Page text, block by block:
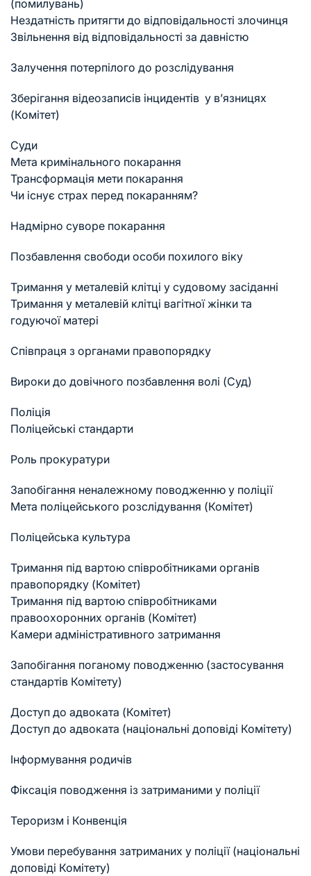
(помилувань)
Нездатність притягти до відповідальності злочинця
Звільнення від відповідальності за давністю
Залучення потерпілого до розслідування
Зберігання відеозаписів інцидентів у в’язницях
(Комітет)
Суди
Мета кримінального покарання
Трансформація мети покарання
Чи існує страх перед покаранням?
Надмірно суворе покарання
Позбавлення свободи особи похилого віку
Тримання у металевій клітці у судовому засіданні
Тримання у металевій клітці вагітної жінки та
годуючої матері
Співпраця з органами правопорядку
Вироки до довічного позбавлення волі (Суд)
Поліція
Поліцейські стандарти
Роль прокуратури
Запобігання неналежному поводженню у поліції
Мета поліцейського розслідування (Комітет)
Поліцейська культура
Тримання під вартою співробітниками органів
правопорядку (Комітет)
Тримання під вартою співробітниками
правоохоронних органів (Комітет)
Камери адміністративного затримання
Запобігання поганому поводженню (застосування
стандартів Комітету)
Доступ до адвоката (Комітет)
Доступ до адвоката (національні доповіді Комітету)
Інформування родичів
Фіксація поводження із затриманими у поліції
Тероризм і Конвенція
Умови перебування затриманих у поліції (національні
доповіді Комітету)